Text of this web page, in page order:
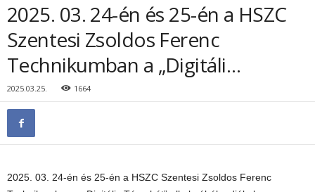
2025. 03. 24-én és 25-én a HSZC
Szentesi Zsoldos Ferenc
Technikumban a „Digitáli…
2025.03.25. 1664
2025. 03. 24-én és 25-én a HSZC Szentesi Zsoldos Ferenc